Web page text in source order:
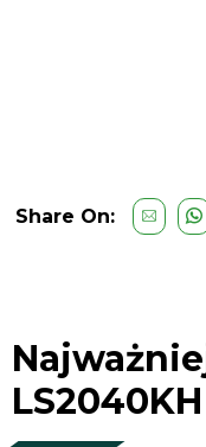
Share On:
LS2040KH